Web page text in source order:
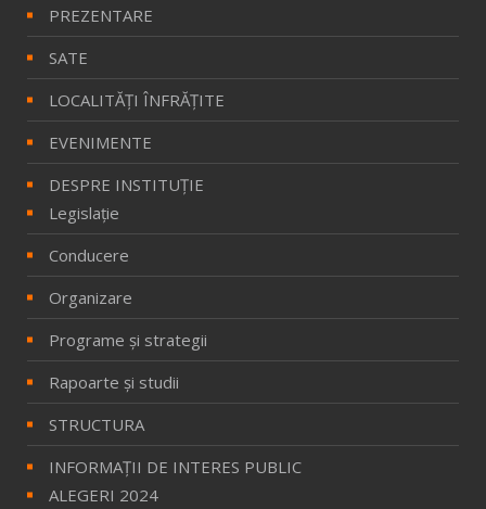
PREZENTARE
SATE
LOCALITĂŢI ÎNFRĂŢITE
EVENIMENTE
DESPRE INSTITUȚIE
Legislație
Conducere
Organizare
Programe și strategii
Rapoarte și studii
STRUCTURA
INFORMAŢII DE INTERES PUBLIC
ALEGERI 2024